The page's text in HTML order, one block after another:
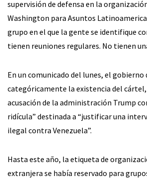
supervisión de defensa en la
Washington para Asuntos
grupo en el que la gente se identifique
tienen reuniones regulares. No tienen
En un comunicado del lunes, el gobierno
categóricamente la existencia del
acusación de la administración Trump
ridícula” destinada a “justificar una
ilegal contra Venezuela”.
Hasta este año, la etiqueta de
extranjera se había reservado para